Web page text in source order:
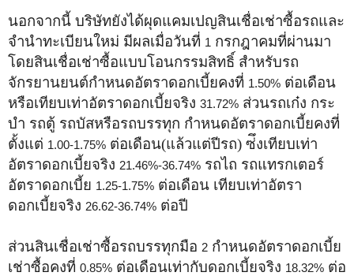
นอกจากนี้ บริษัทยังได้ผุดแคมเปญสินเชื่อเช่าซื้อรถและ
จำนำทะเบียนใหม่ มีผลเมื่อวันที่ 1 กรกฎาคมที่ผ่านมา
โดยสินเชื่อเช่าซื้อแบบโอนกรรมสิทธิ์ สำหรับรถ
จักรยานยนต์กำหนดอัตราดอกเบี้ยคงที่ 1.50% ต่อเดือน
หรือเทียบเท่าอัตราดอกเบี้ยจริง 31.72% ส่วนรถเก๋ง กระ
บำ รถตู้ รถบัสหรือรถบรรทุก กำหนดอัตราดอกเบี้ยคงที่
ตั้งแต่ 1.00-1.75% ต่อเดือน(แล้วแต่ปีรถ) ซ่ึงเทียบเท่า
อัตราดอกเบี้ยจริง 21.46%-36.74% รถไถ รถแทรกเตอร์
อัตราดอกเบี้ย 1.25-1.75% ต่อเดือน เทียบเท่าอัตรา
ดอกเบี้ยจริง 26.62-36.74% ต่อปี
ส่วนสินเชื่อเช่าซื้อรถบรรทุกมือ 2 กำหนดอัตราดอกเบี้ย
เช่าซื้อคงที่ 0.85% ต่อเดือนเท่ากับดอกเบี้ยจริง 18.32% ต่อ